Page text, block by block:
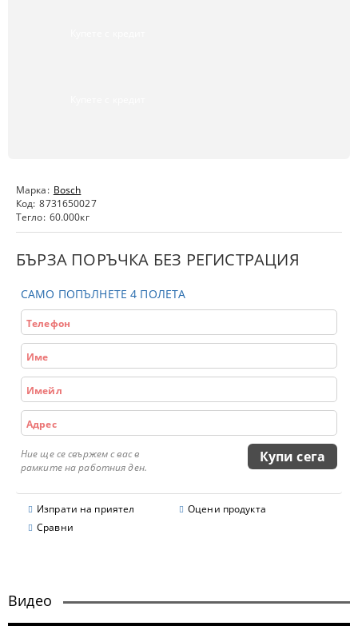
Марка: Bosch
Код: 8731650027
Тегло: 60.000кг
БЪРЗА ПОРЪЧКА БЕЗ РЕГИСТРАЦИЯ
САМО ПОПЪЛНЕТЕ 4 ПОЛЕТА
Ние ще се свържем с вас в
рамките на работния ден.
Изпрати на приятел
Оцени продукта
Сравни
Видео